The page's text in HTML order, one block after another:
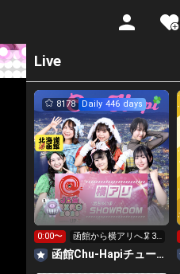
Live
8178 Daily 446 days
0:00〜
函館から横アリへ🦑31
0万目標！キラ星
【求】
函館Chu-Hapiチューハピ🌈